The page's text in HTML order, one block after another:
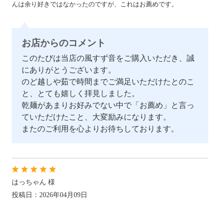
んは余り好きではなかったのですが、これはお薦めです。
お店からのコメント
このたびは当店の風すず音をご購入いただき、誠
にありがとうございます。
のど越しや茹で時間までご満足いただけたとのこ
と、とても嬉しく拝見しました。
乾麺があまりお好みでない中で「お薦め」と言っ
ていただけたこと、大変励みになります。
またのご利用を心よりお待ちしております。
はっちゃん 様
投稿日：2026年04月09日